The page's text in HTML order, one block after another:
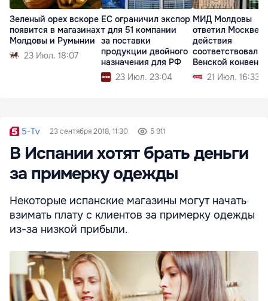
Зеленый орех вскоре
появится в магазинах
Молдовы и Румынии
23 Июл. 18:07
ЕС ограничил экспор
т для 51 компании
за поставки
продукции двойного
назначения для РФ
23 Июл. 23:04
МИД Молдовы
ответил Москве:
действия
соответствовали
Венской
21 Июл. 16:33
5-Tv 23 сентября 2018, 11:30 5 911
В Испании хотят брать деньги
за примерку одежды
Некоторые испанские магазины могут начать
взимать плату с клиентов за примерку одежды
из-за низкой прибыли.